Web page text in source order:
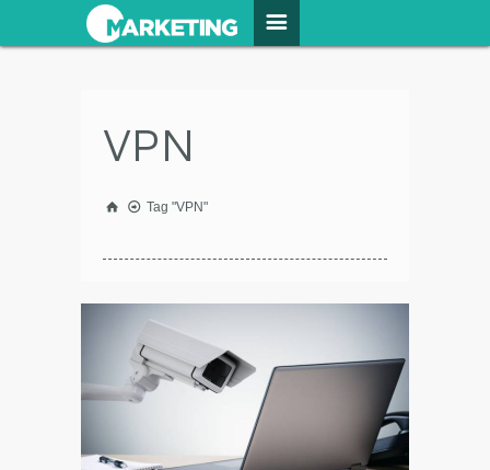
VPN
Tag "VPN"